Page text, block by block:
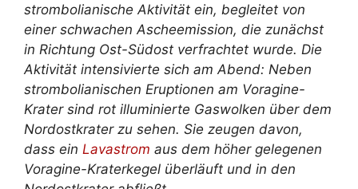
strombolianische Aktivität ein, begleitet von
einer schwachen Ascheemission, die zunächst
in Richtung Ost-Südost verfrachtet wurde. Die
Aktivität intensivierte sich am Abend: Neben
strombolianischen Eruptionen am Voragine-
Krater sind rot illuminierte Gaswolken über dem
Nordostkrater zu sehen. Sie zeugen davon,
dass ein Lavastrom aus dem höher gelegenen
Voragine-Kraterkegel überläuft und in den